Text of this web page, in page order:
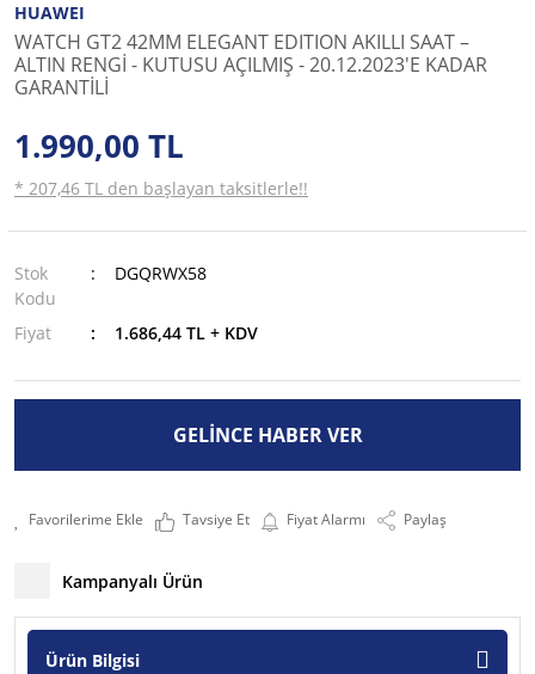
HUAWEI
WATCH GT2 42MM ELEGANT EDITION AKILLI SAAT –
ALTIN RENGİ - KUTUSU AÇILMIŞ - 20.12.2023'E KADAR
GARANTİLİ
1.990,00 TL
* 207,46 TL den başlayan taksitlerle!!
Stok
Kodu
DGQRWX58
Fiyat 1.686,44 TL + KDV
GELİNCE HABER VER
Tavsiye Et Fiyat Alarmı Paylaş
Kampanyalı Ürün
Ürün Bilgisi